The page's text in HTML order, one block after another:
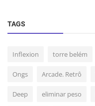
TAGS
Inflexion torre belém
Ongs Arcade. Retrô
Deep eliminar peso